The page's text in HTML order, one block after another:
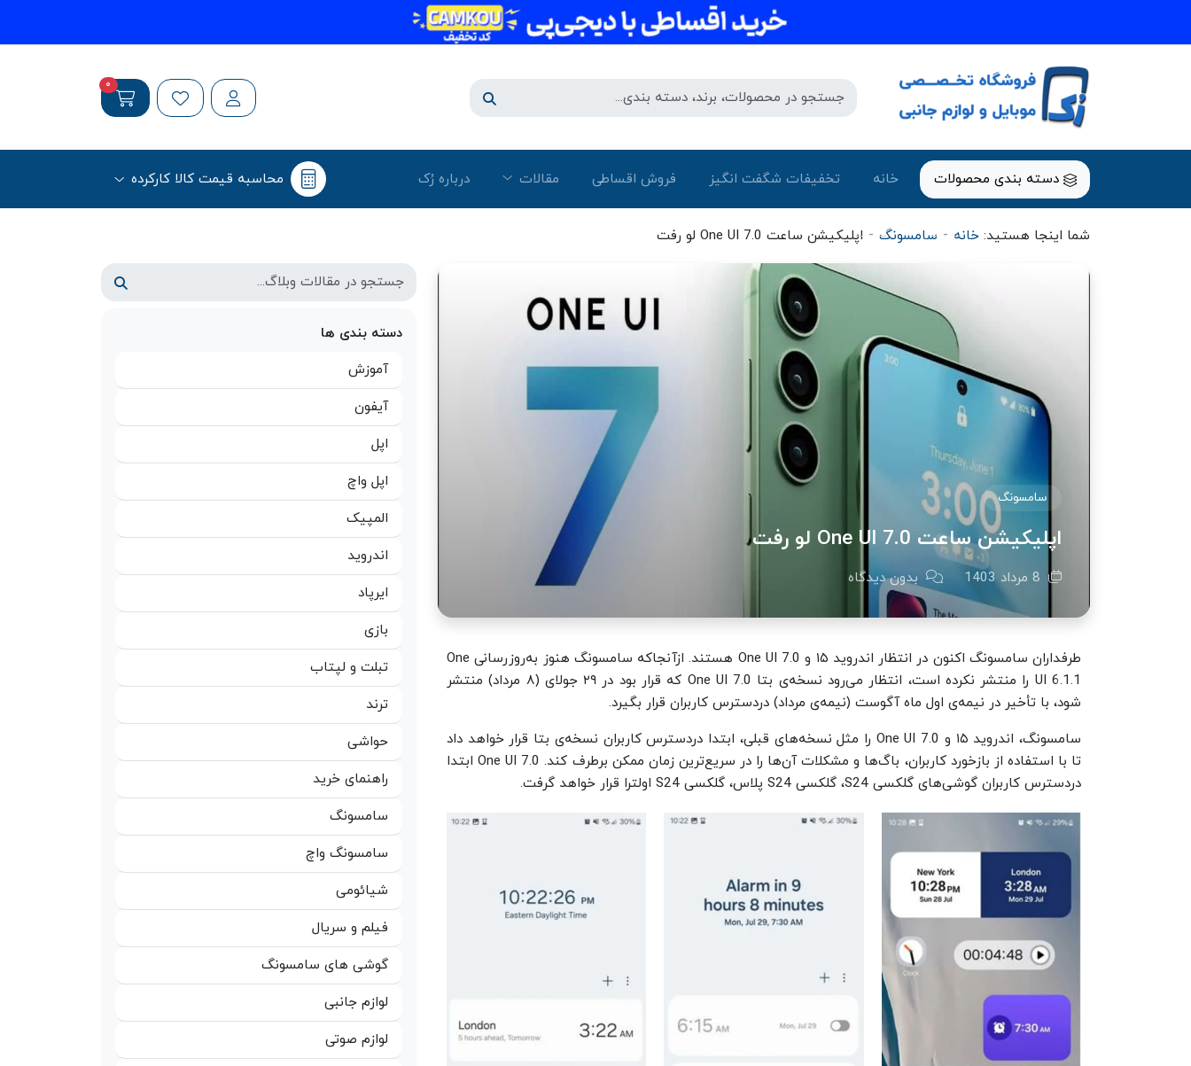
0
دسته بندی محصولات خانه تخفیفات شگفت انگیز فروش اقساطی مقالات درباره رُک‌ محاسبه قیمت کالا کارکرده
شما اینجا هستید: خانه - سامسونگ - اپلیکیشن ساعت One UI 7.0 لو رفت
سامسونگ
اپلیکیشن ساعت One UI 7.0 لو رفت
8 مرداد 1403 بدون دیدگاه
طرفداران سامسونگ اکنون در انتظار اندروید ۱۵ و One UI 7.0 هستند. ازآنجاکه سامسونگ هنوز به‌روزرسانی One
UI 6.1.1 را منتشر نکرده است، انتظار می‌رود نسخه‌ی بتا One UI 7.0 که قرار بود در ۲۹ جولای (۸ مرداد) منتشر
شود، با تأخیر در نیمه‌ی اول ماه آگوست (نیمه‌ی مرداد) دردسترس کاربران قرار بگیرد.
سامسونگ، اندروید ۱۵ و One UI 7.0 را مثل نسخه‌های قبلی، ابتدا دردسترس کاربران نسخه‌ی بتا قرار خواهد داد
تا با استفاده از بازخورد کاربران، باگ‌ها و مشکلات آن‌ها را در سریع‌ترین زمان ممکن برطرف کند. One UI 7.0 ابتدا
دردسترس کاربران گوشی‌های گلکسی S24، گلکسی S24 پلاس، گلکسی S24 اولترا قرار خواهد گرفت.
دسته بندی ها
آموزش
آیفون
اپل
اپل واچ
المپیک
اندروید
ایرپاد
بازی
تبلت و لپتاب
ترند
حواشی
راهنمای خرید
سامسونگ
سامسونگ واچ
شیائومی
فیلم و سریال
گوشی های سامسونگ
لوازم جانبی
لوازم صوتی